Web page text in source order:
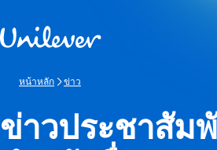
หน้าหลัก ข่าว
ข่าวประชาสัม